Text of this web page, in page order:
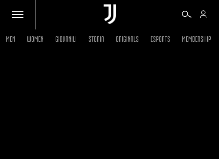
MEN WOMEN GIOVANILI STORIA ORIGINALS ESPORTS MEMBERSHIP